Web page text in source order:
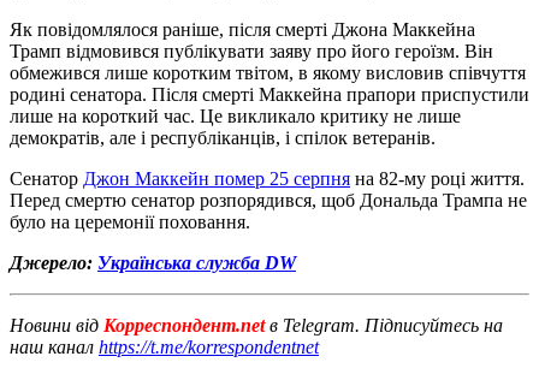
Як повідомлялося раніше, після смерті Джона Маккейна
Трамп відмовився публікувати заяву про його героїзм. Він
обмежився лише коротким твітом, в якому висловив співчуття
родині сенатора. Після смерті Маккейна прапори приспустили
лише на короткий час. Це викликало критику не лише
демократів, але і республіканців, і спілок ветеранів.
Сенатор Джон Маккейн помер 25 серпня на 82-му році життя.
Перед смертю сенатор розпорядився, щоб Дональда Трампа не
було на церемонії поховання.
Джерело: Українська служба DW
Новини від Корреспондент.netв Telegram. Підписуйтесь на
наш канал https://t.me/korrespondentnet